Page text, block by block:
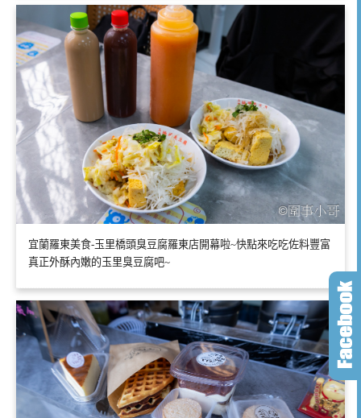
宜蘭羅東美食-玉里橋頭臭豆腐羅東店開幕啦~快點來吃吃佐料豐富
真正外酥內嫩的玉里臭豆腐吧~